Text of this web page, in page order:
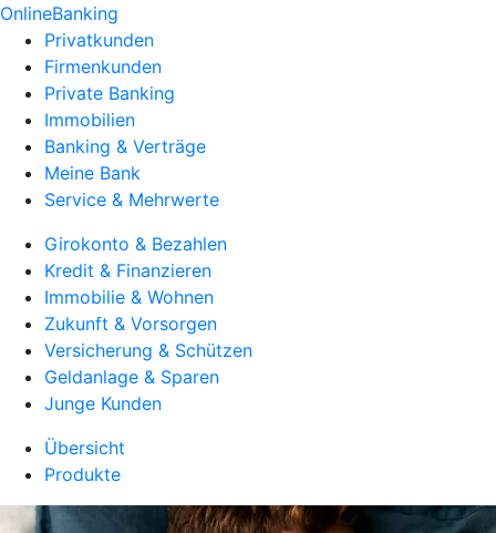
OnlineBanking
Privatkunden
Firmenkunden
Private Banking
Immobilien
Banking & Verträge
Meine Bank
Service & Mehrwerte
Girokonto & Bezahlen
Kredit & Finanzieren
Immobilie & Wohnen
Zukunft & Vorsorgen
Versicherung & Schützen
Geldanlage & Sparen
Junge Kunden
Übersicht
Produkte